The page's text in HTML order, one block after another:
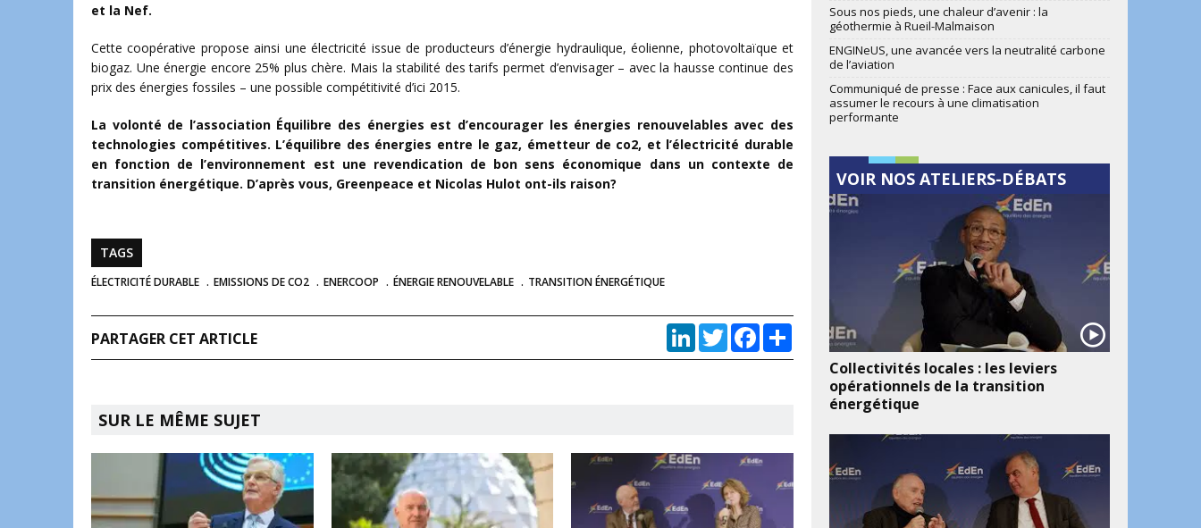
et la Nef.
Cette coopérative propose ainsi une électricité issue de producteurs d’énergie hydraulique, éolienne, photovoltaïque et
biogaz. Une énergie encore 25% plus chère. Mais la stabilité des tarifs permet d’envisager – avec la hausse continue des
prix des énergies fossiles – une possible compétitivité d’ici 2015.
La volonté de l’association Équilibre des énergies est d’encourager les énergies renouvelables avec des
technologies compétitives. L’équilibre des énergies entre le gaz, émetteur de co2, et l’électricité durable
en fonction de l’environnement est une revendication de bon sens économique dans un contexte de
transition énergétique. D’après vous, Greenpeace et Nicolas Hulot ont-ils raison?
TAGS
ÉLECTRICITÉ DURABLE EMISSIONS DE CO2 ENERCOOP ÉNERGIE RENOUVELABLE TRANSITION ÉNERGÉTIQUE
PARTAGER CET ARTICLE LinkedInTwitterFacebookPartager
SUR LE MÊME SUJET
Sous nos pieds, une chaleur d’avenir : la
géothermie à Rueil-Malmaison
ENGINeUS, une avancée vers la neutralité carbone
de l’aviation
Communiqué de presse : Face aux canicules, il faut
assumer le recours à une climatisation
performante
VOIR NOS ATELIERS-DÉBATS
Collectivités locales : les leviers
opérationnels de la transition
énergétique